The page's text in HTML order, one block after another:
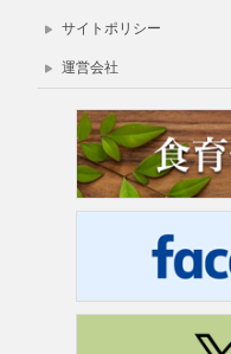
サイトポリシー
運営会社